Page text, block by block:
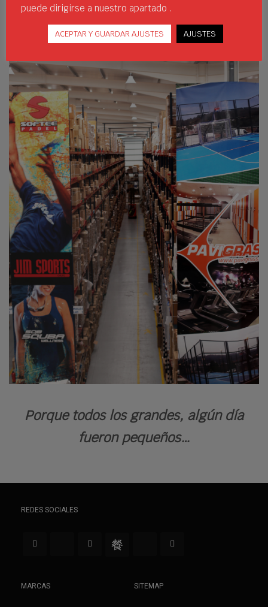
garantizar un buen servicio.
Porque todos los grandes, algún día
fueron pequeños…
REDES SOCIALES
MARCAS SITEMAP
puede dirigirse a nuestro apartado .
ACEPTAR Y GUARDAR AJUSTES AJUSTES